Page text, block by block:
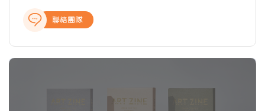
擅長融合書法、繪畫、雕塑與建築語彙，探索時間與存在的感
知。
作品強調古典與當代的對話，風格介於文字與抽象之間，著重
筆跡痕跡與行為書寫。代表作《弱書道》系列淡化字形，以指
豆、新鮮現烘到黃金萃取，講究從一顆生豆到一杯咖啡
的每一個環節，讓顧客享用一杯五感體驗的好咖啡，將
聯絡團隊